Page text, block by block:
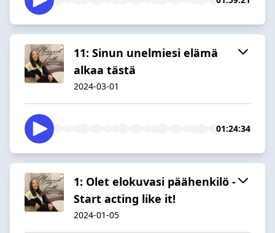
11: Sinun unelmiesi elämä
alkaa tästä
2024-03-01
01:24:34
1: Olet elokuvasi päähenkilö -
Start acting like it!
2024-01-05